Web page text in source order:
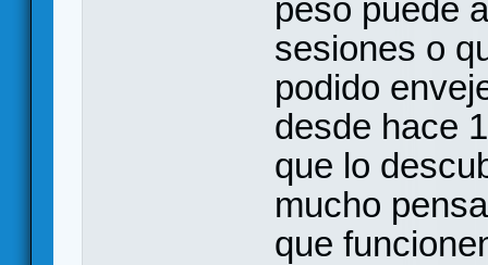
peso puede
sesiones o
podido
desde hace
que lo
mucho
que